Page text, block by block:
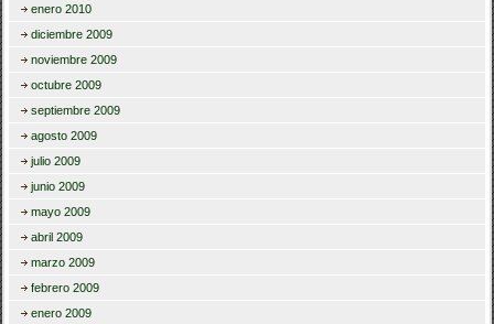
enero 2010
diciembre 2009
noviembre 2009
octubre 2009
septiembre 2009
agosto 2009
julio 2009
junio 2009
mayo 2009
abril 2009
marzo 2009
febrero 2009
enero 2009